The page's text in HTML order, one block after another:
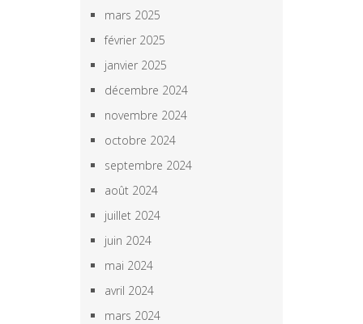
mars 2025
février 2025
janvier 2025
décembre 2024
novembre 2024
octobre 2024
septembre 2024
août 2024
juillet 2024
juin 2024
mai 2024
avril 2024
mars 2024